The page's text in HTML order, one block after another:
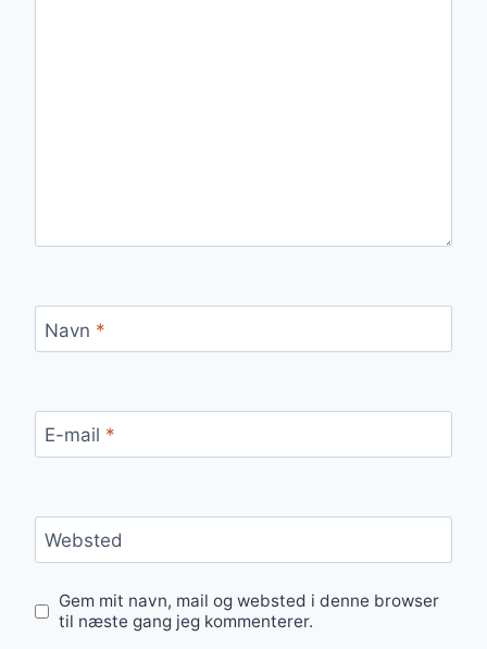
Navn *
E-mail *
Websted
Gem mit navn, mail og websted i denne browser
til næste gang jeg kommenterer.